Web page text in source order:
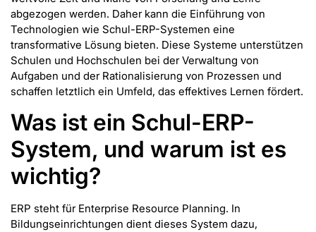
abgezogen werden. Daher kann die Einführung von
Technologien wie Schul-ERP-Systemen eine
transformative Lösung bieten. Diese Systeme unterstützen
Schulen und Hochschulen bei der Verwaltung von
Aufgaben und der Rationalisierung von Prozessen und
schaffen letztlich ein Umfeld, das effektives Lernen fördert.
Was ist ein Schul-ERP-
System, und warum ist es
wichtig?
ERP steht für Enterprise Resource Planning. In
Bildungseinrichtungen dient dieses System dazu,